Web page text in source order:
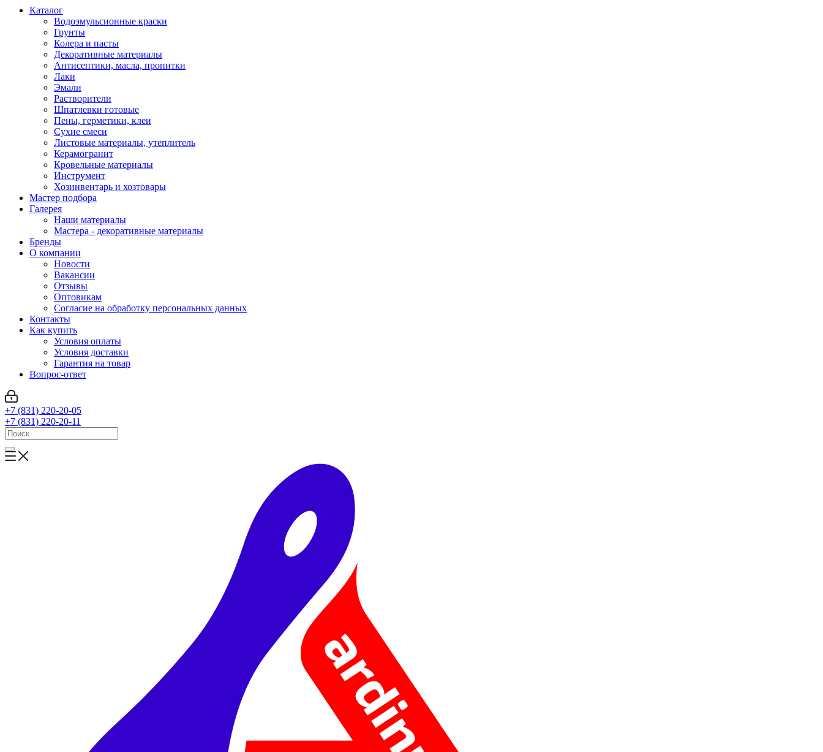
Каталог
Водоэмульсионные краски
Грунты
Колера и пасты
Декоративные материалы
Антисептики, масла, пропитки
Лаки
Эмали
Растворители
Шпатлевки готовые
Пены, герметики, клеи
Сухие смеси
Листовые материалы, утеплитель
Керамогранит
Кровельные материалы
Инструмент
Хозинвентарь и хозтовары
Мастер подбора
Галерея
Наши материалы
Мастера - декоративные материалы
Бренды
О компании
Новости
Вакансии
Отзывы
Оптовикам
Cогласие на обработку персональных данных
Контакты
Как купить
Условия оплаты
Условия доставки
Гарантия на товар
Вопрос-ответ
+7 (831) 220-20-05
+7 (831) 220-20-11